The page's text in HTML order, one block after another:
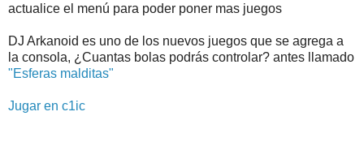
actualice el menú para poder poner mas juegos
DJ Arkanoid es uno de los nuevos juegos que se agrega a
la consola, ¿Cuantas bolas podrás controlar? antes llamado
"Esferas malditas"
Jugar en c1ic